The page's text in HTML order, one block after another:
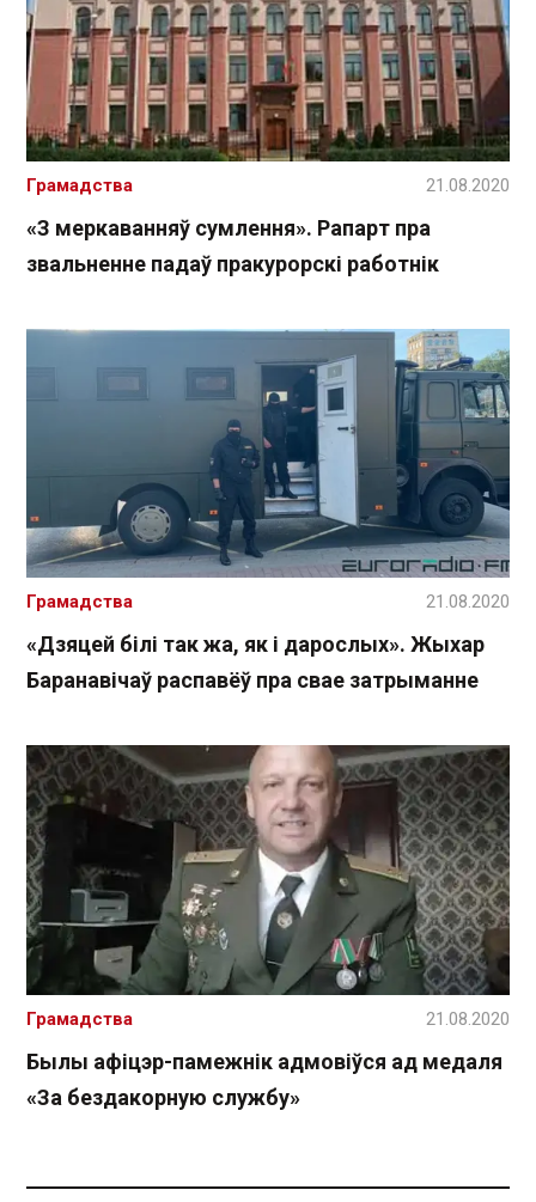
«З меркаванняў сумлення». Рапарт пра
звальненне падаў пракурорскі работнік
Грамадства 21.08.2020
«Дзяцей білі так жа, як і дарослых». Жыхар
Баранавічаў распавёў пра свае затрыманне
Грамадства 21.08.2020
Былы афіцэр-памежнік адмовіўся ад медаля
«За бездакорную службу»
Грамадства 21.08.2020